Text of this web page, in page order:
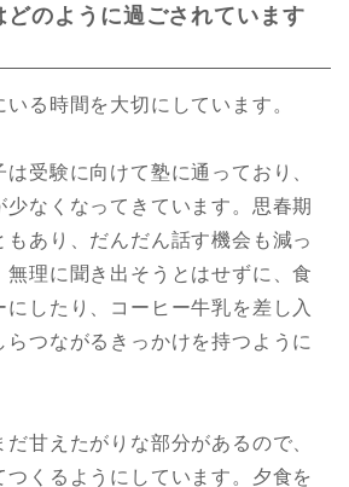
どのように過ごされています
る時間を大切にしています。
受験に向けて塾に通っており、
なくなってきています。思春期
あり、だんだん話す機会も減っ
無理に聞き出そうとはせずに、食
したり、コーヒー牛乳を差し入
つながるきっかけを持つように
甘えたがりな部分があるので、
くるようにしています。夕食を